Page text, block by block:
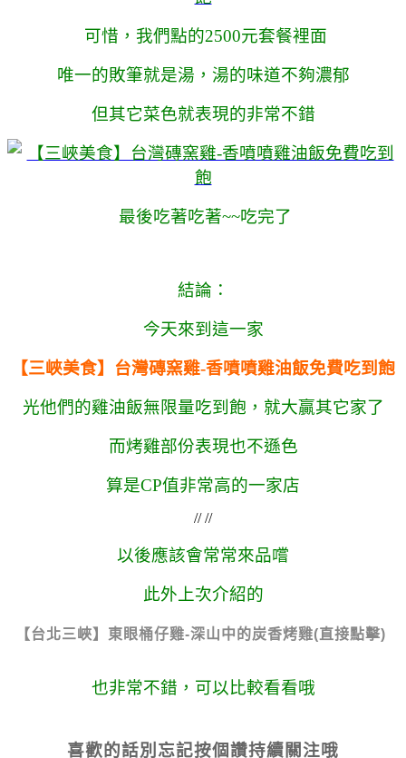
可惜，我們點的2500元套餐裡面
唯一的敗筆就是湯，湯的味道不夠濃郁
但其它菜色就表現的非常不錯
最後吃著吃著~~吃完了
結論：
今天來到這一家
【三峽美食】台灣磚窯雞-香噴噴雞油飯免費吃到飽
光他們的雞油飯無限量吃到飽，就大贏其它家了
而烤雞部份表現也不遜色
算是CP值非常高的一家店
// //
以後應該會常常來品嚐
此外上次介紹的
【台北三峽】東眼桶仔雞-深山中的炭香烤雞(直接點擊)
也非常不錯，可以比較看看哦
喜歡的話別忘記按個讚持續關注哦